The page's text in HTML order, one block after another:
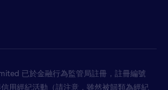
已於金融行為監管局註冊，註冊編號
用經紀活動（請注意，雖然被歸類為經紀